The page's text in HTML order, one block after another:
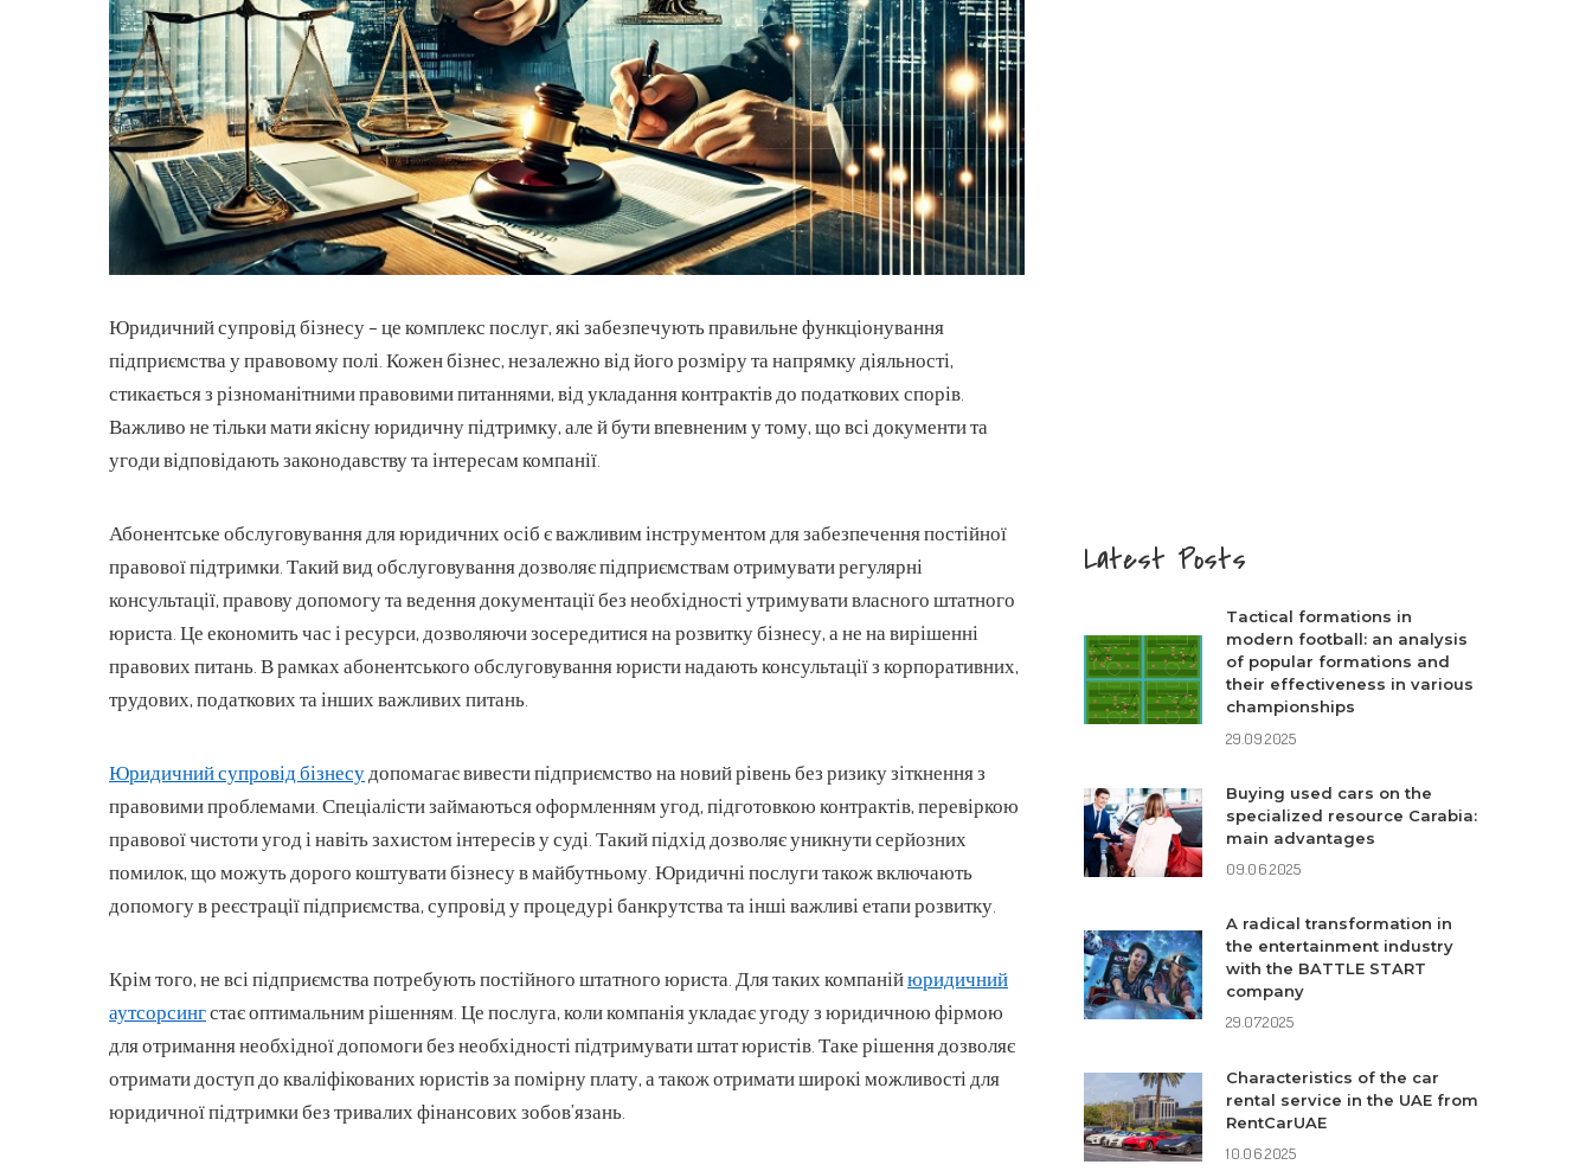
Юридичний супровід бізнесу – це комплекс послуг, які забезпечують правильне функціонування
підприємства у правовому полі.Кожен бізнес, незалежно від його розміру та напрямку діяльності,
стикається з різноманітними правовими питаннями, від укладання контрактів до податкових спорів.
Важливо не тільки мати якісну юридичну підтримку, але й бути впевненим у тому, що всі документи та
угоди відповідають законодавству та інтересам компанії.
Абонентське обслуговування для юридичних осіб є важливим інструментом для забезпечення постійної
правової підтримки. Такий вид обслуговування дозволяє підприємствам отримувати регулярні
консультації, правову допомогу та ведення документації без необхідності утримувати власного штатного
юриста. Це економить час і ресурси, дозволяючи зосередитися на розвитку бізнесу, а не на вирішенні
правових питань. В рамках абонентського обслуговування юристи надають консультації з корпоративних,
трудових, податкових та інших важливих питань.
Юридичний супровід бізнесудопомагає вивести підприємство на новий рівень без ризику зіткнення з
правовими проблемами. Спеціалісти займаються оформленням угод, підготовкою контрактів, перевіркою
правової чистоти угод і навіть захистом інтересів у суді. Такий підхід дозволяє уникнути серйозних
помилок, що можуть дорого коштувати бізнесу в майбутньому. Юридичні послуги також включають
допомогу в реєстрації підприємства, супровід у процедурі банкрутства та інші важливі етапи розвитку.
Крім того, не всі підприємства потребують постійного штатного юриста. Для таких компанійюридичний
аутсорсингстає оптимальним рішенням. Це послуга, коли компанія укладає угоду з юридичною фірмою
для отримання необхідної допомоги без необхідності підтримувати штат юристів. Таке рішення дозволяє
отримати доступ до кваліфікованих юристів за помірну плату, а також отримати широкі можливості для
юридичної підтримки без тривалих фінансових зобов’язань.
Latest Posts
Tactical formations in
modern football: an analysis
of popular formations and
their effectiveness in various
championships
29.09.2025
Buying used cars on the
specialized resource Carabia:
main advantages
09.06.2025
A radical transformation in
the entertainment industry
with the BATTLE START
company
29.07.2025
Characteristics of the car
rental service in the UAE from
RentCarUAE
10.06.2025